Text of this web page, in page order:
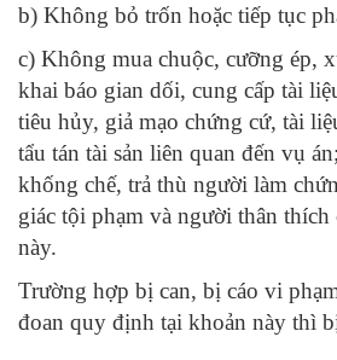
b) Không bỏ trốn hoặc tiếp tục
c) Không mua chuộc, cưỡng ép,
khai báo gian dối, cung cấp tài
tiêu hủy, giả mạo chứng cứ, tài
tẩu tán tài sản liên quan đến vụ
khống chế, trả thù người làm
giác tội phạm và người thân
này.
Trường hợp bị can, bị cáo vi
đoan quy định tại khoản này thì